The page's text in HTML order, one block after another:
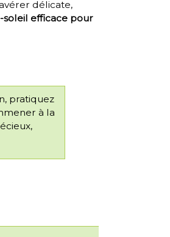
délicate,
efficace pour
pratiquez
à la